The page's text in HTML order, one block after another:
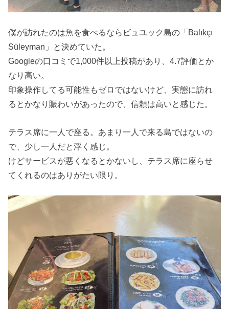
僕が訪れたのは魚を食べるならビュユック島の「Balıkçı
Süleyman」と決めていた。
Googleの口コミで1,000件以上投稿があり、4.7評価とか
なり高い。
印象操作してる可能性もゼロではないけど、実態に訪れ
るとかなり賑わいがあったので、信頼は高いと感じた。
テラス席に一人で座る。あまり一人で来る島ではないの
で、少し一人だと浮く感じ。
けどサービスが悪くなるとかないし、テラス席に座らせ
てくれるのはありがたい限り。